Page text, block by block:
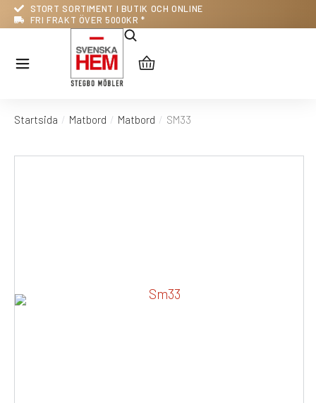
STORT SORTIMENT I BUTIK OCH ONLINE
FRI FRAKT ÖVER 5000KR *
Du är här:
Startsida Matbord Matbord SM33